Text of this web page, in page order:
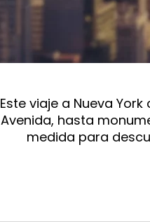
Este viaje a Nueva
Avenida, hasta
medida para